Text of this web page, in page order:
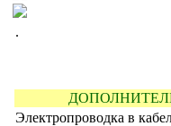
.
Электропроводка в